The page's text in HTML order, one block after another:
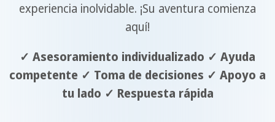
experiencia inolvidable. ¡Su aventura comienza
aquí!
✓ Asesoramiento individualizado ✓ Ayuda
competente ✓ Toma de decisiones ✓ Apoyo a
tu lado ✓ Respuesta rápida